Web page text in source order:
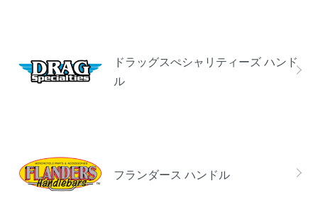
ドラッグスぺシャリティーズ ハンド
ル
フランダース ハンドル